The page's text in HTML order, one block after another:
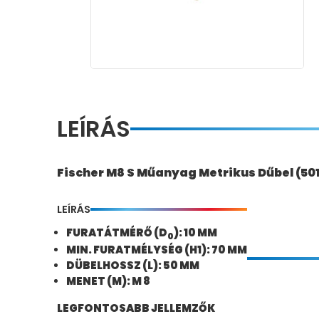
LEÍRÁS
Fischer M8 S Műanyag Metrikus Dűbel
LEÍRÁS
FURATÁTMÉRŐ (D0): 10 MM
MIN. FURATMÉLYSÉG (H1): 70 MM
DÜBELHOSSZ (L): 50 MM
MENET (M): M 8
LEGFONTOSABB JELLEMZŐK